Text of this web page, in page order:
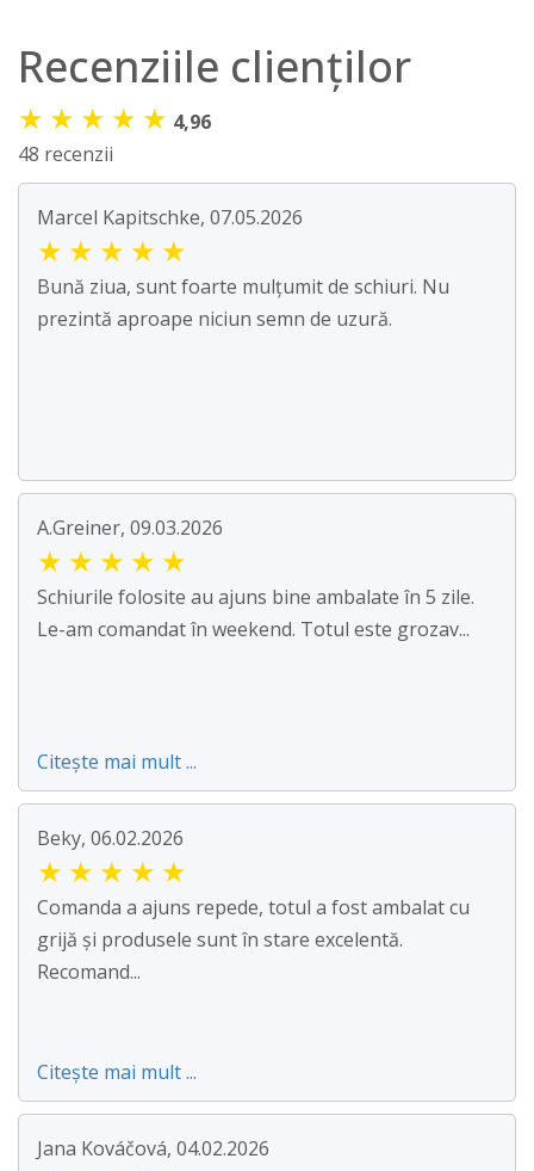
Recenziile clienților
★ ★ ★ ★ ★ 4,96
48 recenzii
Marcel Kapitschke, 07.05.2026
★ ★ ★ ★ ★
Bună ziua, sunt foarte mulțumit de schiuri. Nu
prezintă aproape niciun semn de uzură.
A.Greiner, 09.03.2026
★ ★ ★ ★ ★
Schiurile folosite au ajuns bine ambalate în 5 zile.
Le-am comandat în weekend. Totul este grozav...
Citește mai mult ...
Beky, 06.02.2026
★ ★ ★ ★ ★
Comanda a ajuns repede, totul a fost ambalat cu
grijă și produsele sunt în stare excelentă.
Recomand...
Citește mai mult ...
Jana Kováčová, 04.02.2026